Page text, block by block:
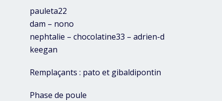
pauleta22
dam – nono
nephtalie – chocolatine33 – adrien-d
keegan
Remplaçants : pato et gibaldipontin
Phase de poule